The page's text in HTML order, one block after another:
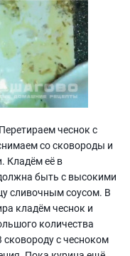
чеснок с
со сковороды и
Кладём её в
быть с высокими
сливочным соусом. В
кладём чеснок и
количества
с чесноком